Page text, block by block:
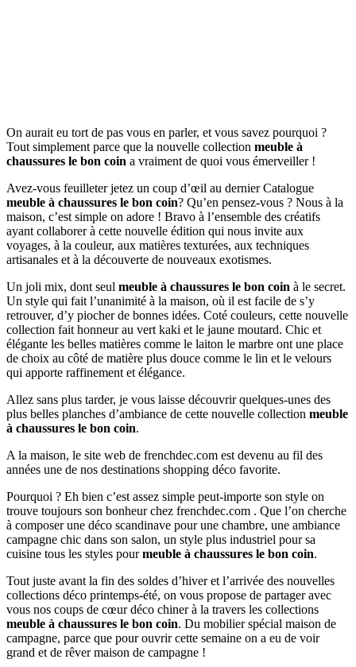
On aurait eu tort de pas vous en parler, et vous savez pourquoi ?
Tout simplement parce que la nouvelle collection meuble à
chaussures le bon coin a vraiment de quoi vous émerveiller !
Avez-vous feuilleter jetez un coup d’œil au dernier Catalogue
meuble à chaussures le bon coin? Qu’en pensez-vous ? Nous à la
maison, c’est simple on adore ! Bravo à l’ensemble des créatifs
ayant collaborer à cette nouvelle édition qui nous invite aux
voyages, à la couleur, aux matières texturées, aux techniques
artisanales et à la découverte de nouveaux exotismes.
Un joli mix, dont seul meuble à chaussures le bon coin à le secret.
Un style qui fait l’unanimité à la maison, où il est facile de s’y
retrouver, d’y piocher de bonnes idées. Coté couleurs, cette nouvelle
collection fait honneur au vert kaki et le jaune moutard. Chic et
élégante les belles matières comme le laiton le marbre ont une place
de choix au côté de matière plus douce comme le lin et le velours
qui apporte raffinement et élégance.
Allez sans plus tarder, je vous laisse découvrir quelques-unes des
plus belles planches d’ambiance de cette nouvelle collection meuble
à chaussures le bon coin.
A la maison, le site web de frenchdec.com est devenu au fil des
années une de nos destinations shopping déco favorite.
Pourquoi ? Eh bien c’est assez simple peut-importe son style on
trouve toujours son bonheur chez frenchdec.com . Que l’on cherche
à composer une déco scandinave pour une chambre, une ambiance
campagne chic dans son salon, un style plus industriel pour sa
cuisine tous les styles pourmeuble à chaussures le bon coin.
Tout juste avant la fin des soldes d’hiver et l’arrivée des nouvelles
collections déco printemps-été, on vous propose de partager avec
vous nos coups de cœur déco chiner à la travers les collections
meuble à chaussures le bon coin. Du mobilier spécial maison de
campagne, parce que pour ouvrir cette semaine on a eu de voir
grand et de rêver maison de campagne !